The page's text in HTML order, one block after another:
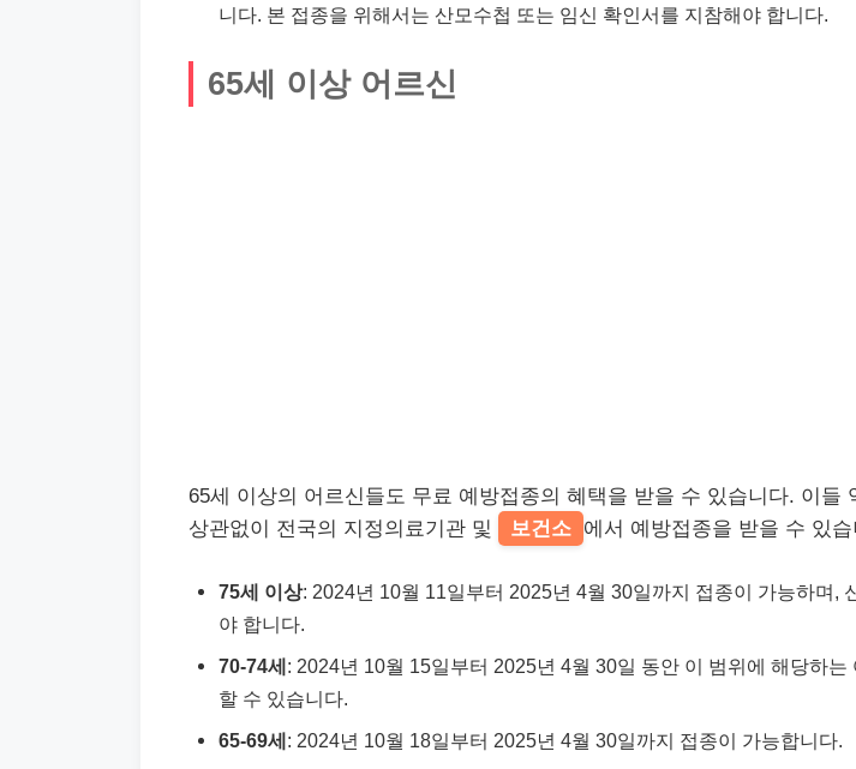
니다. 본 접종을 위해서는 산모수첩 또는 임신 확인서를 지참해야 합니다.
65세 이상 어르신
65세 이상의 어르신들도 무료 예방접종의 혜택을 받을 수 있습니다. 이들
상관없이 전국의 지정의료기관 및
보건소 에서 예방접종을 받을 수 있
75세 이상: 2024년 10월 11일부터 2025년 4월 30일까지 접종이 가능하며,
야 합니다.
70-74세: 2024년 10월 15일부터 2025년 4월 30일 동안 이 범위에 해당하는
할 수 있습니다.
65-69세: 2024년 10월 18일부터 2025년 4월 30일까지 접종이 가능합니다.